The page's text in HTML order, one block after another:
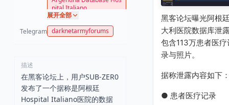
pital Italiano
展开全部
Telegram darknetarmyforums
描述
在黑客论坛上，用户SUB-ZER0
发布了一个据称是阿根廷
Hospital Italiano医院的数据
黑客论坛曝光阿根
大利医院数据库泄
包含113万患者医疗
录与照片。
据称泄露内容如下
● 患者医疗记录